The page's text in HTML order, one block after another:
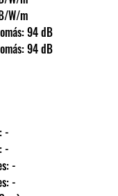
dB/W/m
94 dB
94 dB
-
-
-
-